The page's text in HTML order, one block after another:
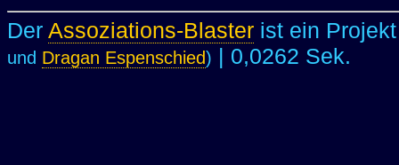
Der Assoziations-Blaster ist ein
und Dragan Espenschied) | 0,0262 Sek.